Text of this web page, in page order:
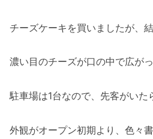
チーズケーキを買いましたが、
濃い目のチーズが口の中で広が
駐車場は1台なので、先客がいた
外観がオープン初期より、色々